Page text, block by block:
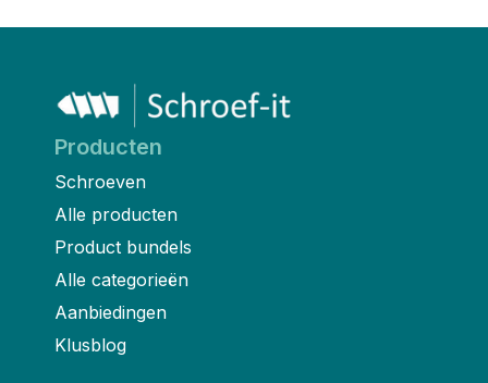
Producten
Schroeven
Alle producten
Product bundels
Alle categorieën
Aanbiedingen
Klusblog